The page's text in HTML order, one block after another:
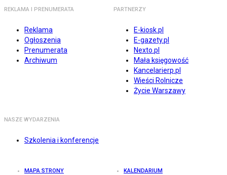
REKLAMA I PRENUMERATA
Reklama
Ogłoszenia
Prenumerata
Archiwum
PARTNERZY
E-kiosk.pl
E-gazety.pl
Nexto.pl
Mała księgowość
Kancelarierp.pl
Wieści Rolnicze
Życie Warszawy
NASZE WYDARZENIA
Szkolenia i konferencje
MAPA STRONY KALENDARIUM